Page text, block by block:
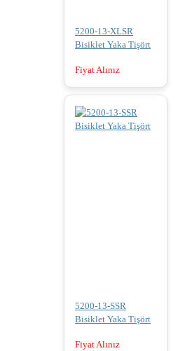
5200-13-XLSR
Bisiklet Yaka Tişört
Fiyat Alınız
5200-13-SSR
Bisiklet Yaka Tişört
Fiyat Alınız